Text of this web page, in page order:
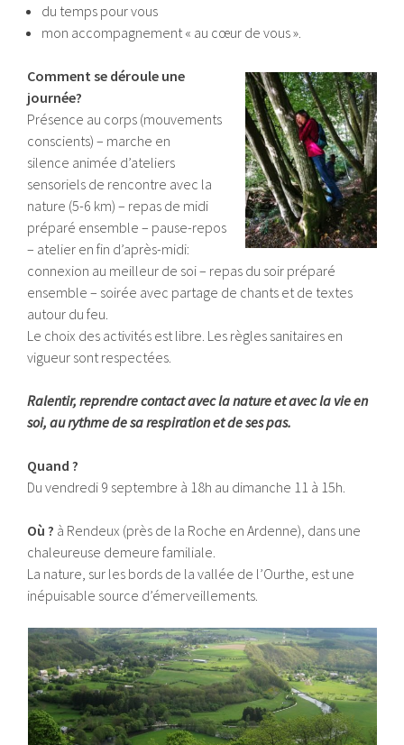
du temps pour vous
mon accompagnement « au cœur de vous ».
Comment se déroule une
journée?
Présence au corps (mouvements
conscients) – marche en
silence animée d’ateliers
sensoriels de rencontre avec la
nature (5-6 km) – repas de midi
préparé ensemble – pause-repos
– atelier en fin d’après-midi:
connexion au meilleur de soi – repas du soir préparé
ensemble – soirée avec partage de chants et de textes
autour du feu.
Le choix des activités est libre. Les règles sanitaires en
vigueur sont respectées.
Ralentir, reprendre contact avec la nature et avec la vie en
soi, au rythme de sa respiration et de ses pas.
Quand ?
Du vendredi 9 septembre à 18h au dimanche 11 à 15h.
Où ? à Rendeux (près de la Roche en Ardenne), dans une
chaleureuse demeure familiale.
La nature, sur les bords de la vallée de l’Ourthe, est une
inépuisable source d’émerveillements.